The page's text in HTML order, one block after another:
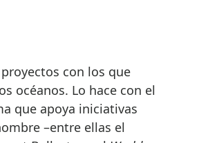
océanos. Lo hace con el
que apoya iniciativas
–entre ellas el